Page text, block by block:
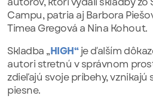
Campu, patria aj Barbora
Timea Gregová a Nina Kohout.
Skladba „HIGH“je ďalším
autori stretnú v správnom
zdieľajú svoje príbehy, vznikajú
piesne.